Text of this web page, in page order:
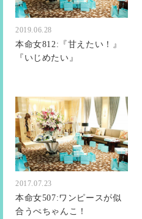
2019.06.28
本命女812:『甘えたい！』
『いじめたい』
2017.07.23
本命女507:ワンピースが似
合うぺちゃんこ！